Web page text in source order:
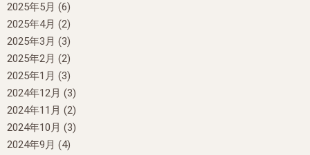
2025年5月 (6)
2025年4月 (2)
2025年3月 (3)
2025年2月 (2)
2025年1月 (3)
2024年12月 (3)
2024年11月 (2)
2024年10月 (3)
2024年9月 (4)